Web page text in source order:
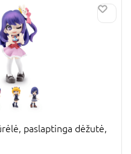
paslaptinga dėžutė,